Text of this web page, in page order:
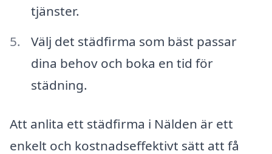
tjänster.
Välj det städfirma som bäst passar
dina behov och boka en tid för
städning.
Att anlita ett städfirma i Nälden är ett
enkelt och kostnadseffektivt sätt att få